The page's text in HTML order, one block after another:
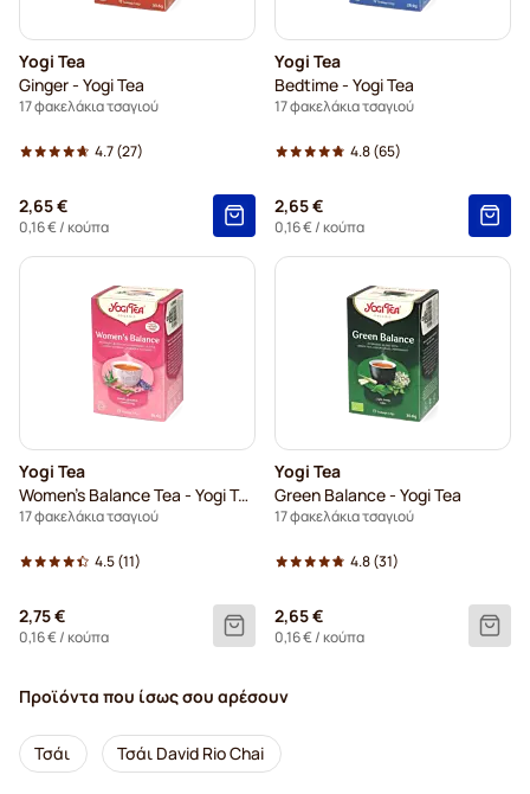
Yogi Tea
Ginger - Yogi Tea
17 φακελάκια τσαγιού
4.7(27)
2,65 €
0,16 €/ κούπα
Yogi Tea
Bedtime - Yogi Tea
17 φακελάκια τσαγιού
4.8(65)
2,65 €
0,16 €/ κούπα
Yogi Tea
Women's Balance Tea - Yogi Tea
17 φακελάκια τσαγιού
4.5(11)
2,75 €
0,16 €/ κούπα
Yogi Tea
Green Balance - Yogi Tea
17 φακελάκια τσαγιού
4.8(31)
2,65 €
0,16 €/ κούπα
Προϊόντα που ίσως σου αρέσουν
Τσάι Τσάι David Rio Chai